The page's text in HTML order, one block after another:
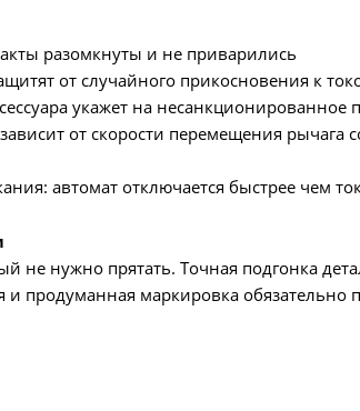
разомкнуты и не приварились
от случайного прикосновения к
укажет на несанкционированное
от скорости перемещения рычага
автомат отключается быстрее чем
не нужно прятать. Точная подгонка
продуманная маркировка обязательно